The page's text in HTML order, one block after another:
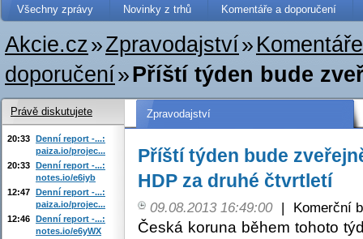
Všechny zprávy Novinky z trhů Komentáře a doporučení
Akcie.cz»Zpravodajství»
doporučení»Příští týden bude
Zpravodajství
Příští týden bude
HDP za druhé čtvrtletí
09.08.2013 16:49:00 | Komerční
Česká koruna během tohoto
Právě diskutujete
20:33 Denní report -...:
paiza.io/projec...
20:33 Denní report -...:
notes.io/e6iyb
12:47 Denní report -...:
paiza.io/projec...
12:46 Denní report -...:
notes.io/e6yWX